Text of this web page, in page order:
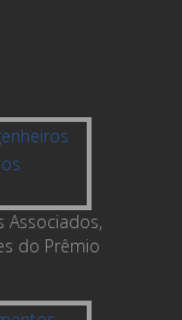
Associados,
do Prêmio